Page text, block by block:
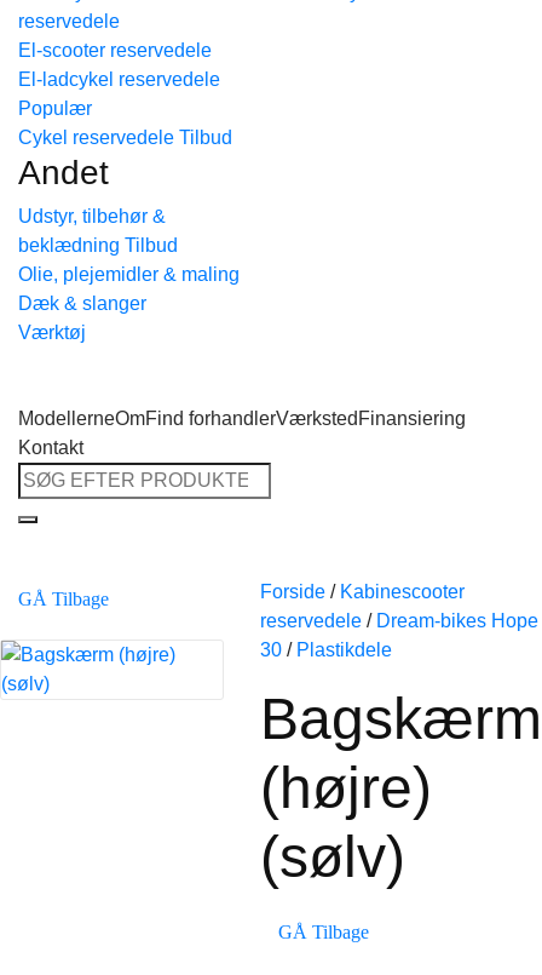
reservedele
El-scooter reservedele
El-ladcykel reservedele
Cykel reservedele
Andet
Udstyr, tilbehør &
beklædning
Olie, plejemidler & maling
Dæk & slanger
Værktøj
ModellerneOmFind forhandlerVærksted Finansiering
Kontakt
Søg
efter:
GÅ Tilbage Forside / Kabinescooter
reservedele / Dream-bikes Hope
30 / Plastikdele
Bagskærm
(højre)
(sølv)
GÅ Tilbage